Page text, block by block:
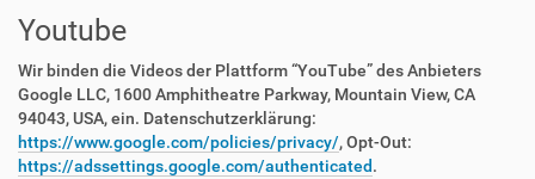
Youtube
Wir binden die Videos der Plattform “YouTube” des Anbieters
Google LLC, 1600 Amphitheatre Parkway, Mountain View, CA
94043, USA, ein. Datenschutzerklärung:
https://www.google.com/policies/privacy/, Opt-Out:
https://adssettings.google.com/authenticated.